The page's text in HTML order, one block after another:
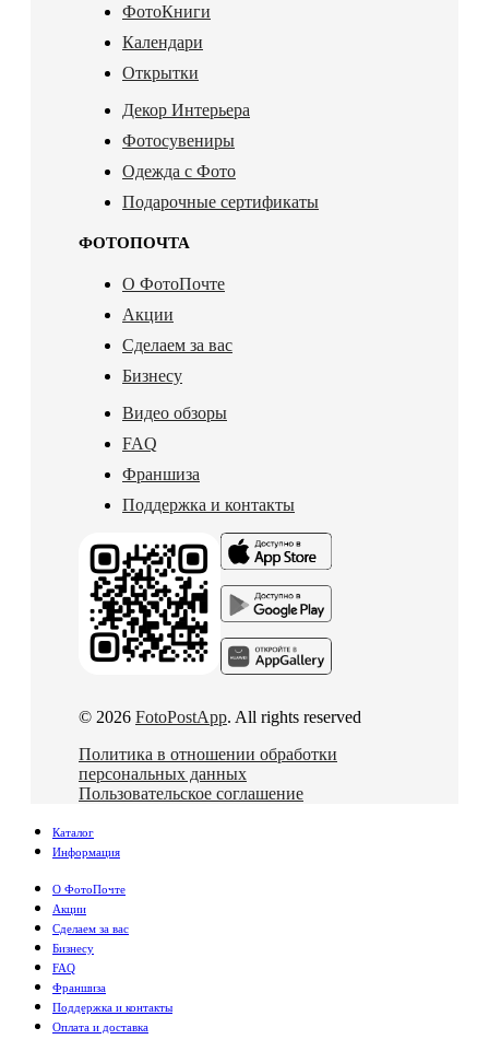
ФотоКниги
Календари
Открытки
Декор Интерьера
Фотосувениры
Одежда с Фото
Подарочные сертификаты
ФОТОПОЧТА
О ФотоПочте
Акции
Сделаем за вас
Бизнесу
Видео обзоры
FAQ
Франшиза
Поддержка и контакты
© 2026 FotoPostApp. All rights reserved
Политика в отношении обработки
персональных данных
Пользовательское соглашение
Каталог
Информация
О ФотоПочте
Акции
Сделаем за вас
Бизнесу
FAQ
Франшиза
Поддержка и контакты
Оплата и доставка